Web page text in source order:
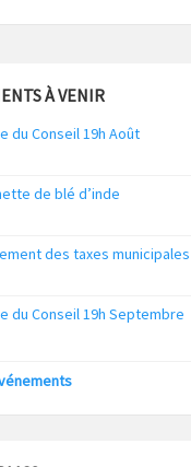
À VENIR
du Conseil 19h Août
de blé d’inde
des taxes municipales
du Conseil 19h Septembre